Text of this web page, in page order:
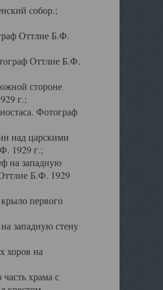
собор.;
Оттлие Б.Ф.
Оттлие Б.Ф.
стороне
г.;
Фотограф
над царскими
1929 г.;
на западную
Б.Ф. 1929
первого
западную стену
хоров на
храма с